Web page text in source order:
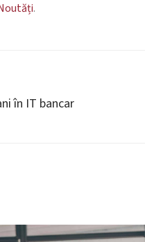
.
în IT bancar